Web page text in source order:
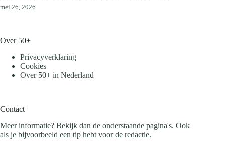
mei 26, 2026
Over 50+
Privacyverklaring
Cookies
Over 50+ in Nederland
Contact
Meer informatie? Bekijk dan de onderstaande pagina's. Ook
als je bijvoorbeeld een tip hebt voor de redactie.